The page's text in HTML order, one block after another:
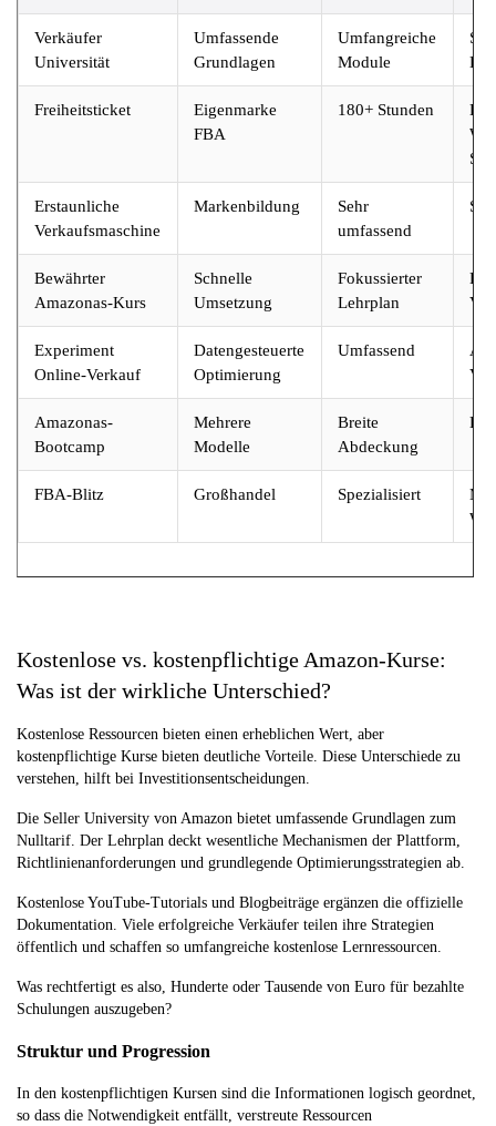
Verkäufer
Universität
Umfassende
Grundlagen
Umfangreiche
Module
Freiheitsticket
Eigenmarke
FBA
180+ Stunden
Erstaunliche
Verkaufsmaschine
Markenbildung
Sehr
umfassend
Bewährter
Amazonas-Kurs
Schnelle
Umsetzung
Fokussierter
Lehrplan
Experiment
Online-Verkauf
Datengesteuerte
Optimierung
Umfassend
Amazonas-
Bootcamp
Mehrere
Modelle
Breite
Abdeckung
FBA-Blitz Großhandel Spezialisiert
Kostenlose vs. kostenpflichtige Amazon-Kurse:
Was ist der wirkliche Unterschied?
Kostenlose Ressourcen bieten einen erheblichen Wert, aber
kostenpflichtige Kurse bieten deutliche Vorteile. Diese Unterschiede zu
verstehen, hilft bei Investitionsentscheidungen.
Die Seller University von Amazon bietet umfassende Grundlagen zum
Nulltarif. Der Lehrplan deckt wesentliche Mechanismen der Plattform,
Richtlinienanforderungen und grundlegende Optimierungsstrategien ab.
Kostenlose YouTube-Tutorials und Blogbeiträge ergänzen die offizielle
Dokumentation. Viele erfolgreiche Verkäufer teilen ihre Strategien
öffentlich und schaffen so umfangreiche kostenlose Lernressourcen.
Was rechtfertigt es also, Hunderte oder Tausende von Euro für bezahlte
Schulungen auszugeben?
Struktur und Progression
In den kostenpflichtigen Kursen sind die Informationen logisch geordnet,
so dass die Notwendigkeit entfällt, verstreute Ressourcen